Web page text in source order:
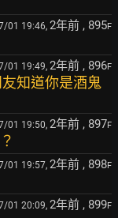
01 19:46, 2年前 , 895F
01 19:49, 2年前 , 896F
知道你是酒鬼
01 19:50, 2年前 , 897F
01 19:57, 2年前 , 898F
01 20:09, 2年前 , 899F